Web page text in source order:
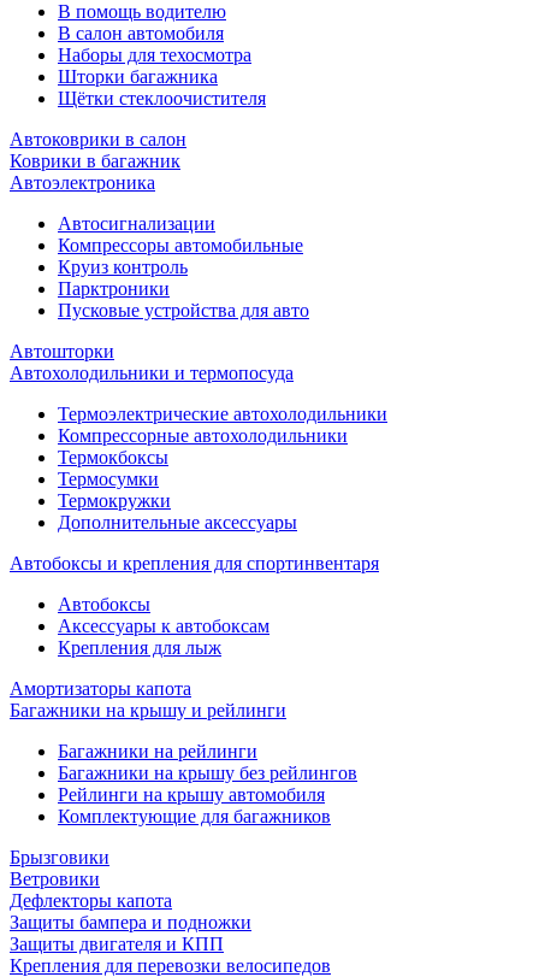
В помощь водителю
В салон автомобиля
Наборы для техосмотра
Шторки багажника
Щётки стеклоочистителя
Автоковрики в салон
Коврики в багажник
Автоэлектроника
Автосигнализации
Компрессоры автомобильные
Круиз контроль
Парктроники
Пусковые устройства для авто
Автошторки
Автохолодильники и термопосуда
Термоэлектрические автохолодильники
Компрессорные автохолодильники
Термокбоксы
Термосумки
Термокружки
Дополнительные аксессуары
Автобоксы и крепления для спортинвентаря
Автобоксы
Аксессуары к автобоксам
Крепления для лыж
Амортизаторы капота
Багажники на крышу и рейлинги
Багажники на рейлинги
Багажники на крышу без рейлингов
Рейлинги на крышу автомобиля
Комплектующие для багажников
Брызговики
Ветровики
Дефлекторы капота
Защиты бампера и подножки
Защиты двигателя и КПП
Крепления для перевозки велосипедов